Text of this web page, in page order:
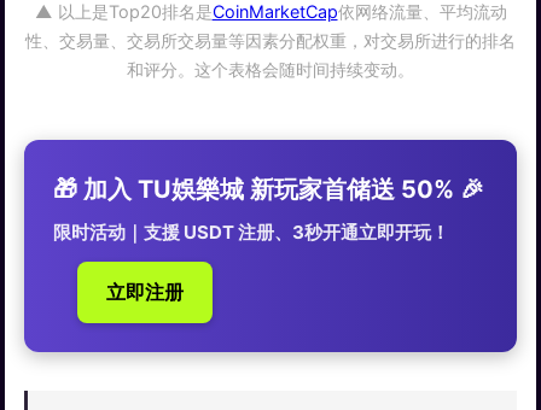
▲ 以上是Top20排名是CoinMarketCap依网络流量、平均流动
性、交易量、交易所交易量等因素分配权重，对交易所进行的排名
和评分。这个表格会随时间持续变动。
🎁 加入 TU娛樂城 新玩家首储送 50% 🎉
限时活动｜支援 USDT 注册、3秒开通立即开玩！
立即注册